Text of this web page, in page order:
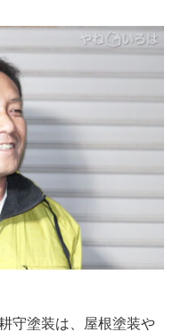
守塗装は、屋根塗装や